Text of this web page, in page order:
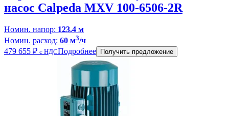
насос Calpeda MXV 100-6506-2R
Номин. напор: 123.4 м
Номин. расход: 60 м3/ч
479 655 ₽ с НДСПодробнее Получить предложение